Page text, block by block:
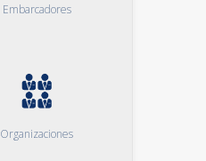
Embarcadores
Organizaciones